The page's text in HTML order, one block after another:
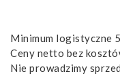
Minimum logistyczne
Ceny netto bez
Nie prowadzimy